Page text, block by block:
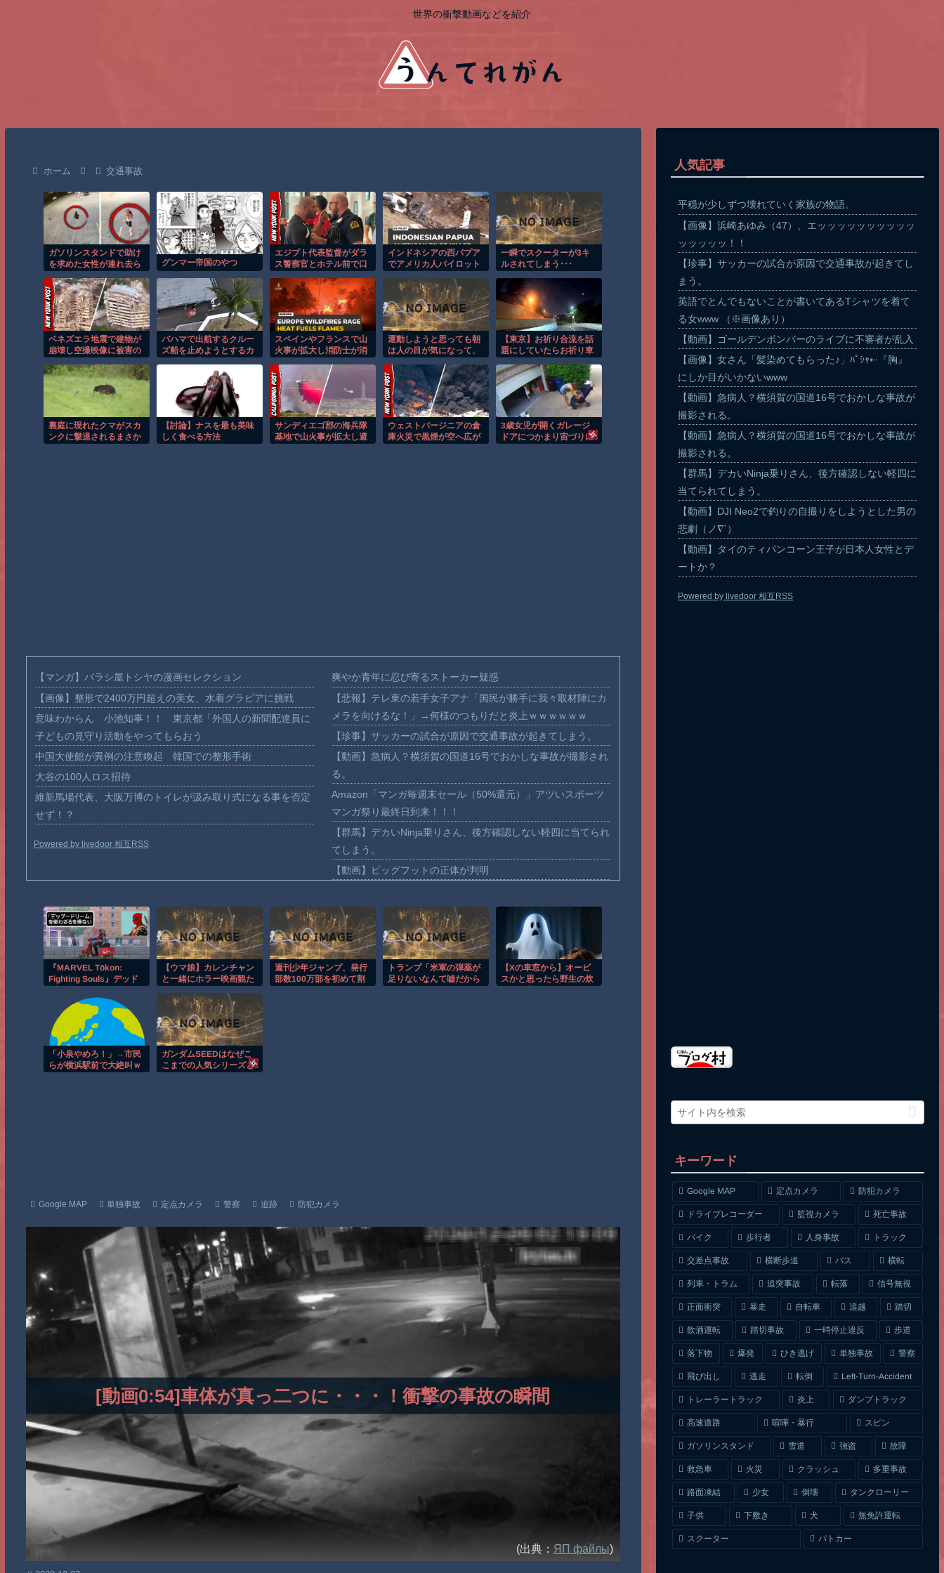
世界の衝撃動画などを紹介
ホーム 交通事故
ガソリンスタンドで助け
を求めた女性が連れ去ら
グンマー帝国のやつ
エジプト代表監督がダラ
ス警察官とホテル前で口
インドネシアの西パプア
でアメリカ人パイロット
一瞬でスクーターが3キ
ルされてしまう･･･
ベネズエラ地震で建物が
崩壊し空撮映像に被害の
バハマで出航するクルー
ズ船を止めようとするカ
スペインやフランスで山
火事が拡大し消防士が消
運動しようと思っても朝
は人の目が気になって、
い？
【東京】お祈り合流を話
題にしていたらお祈り車
ドラレコ。
裏庭に現れたクマがスカ
ンクに撃退されるまさか
【討論】ナスを最も美味
しく食べる方法
サンディエゴ郡の海兵隊
基地で山火事が拡大し避
ウェストバージニアの倉
庫火災で黒煙が空へ広が
3歳女児が開くガレージ
ドアにつかまり宙づりに
【マンガ】バラシ屋トシヤの漫画セレクション
【画像】整形で2400万円超えの美女、水着グラビアに挑戦
意味わからん 小池知事！！ 東京都「外国人の新聞配達員に
子どもの見守り活動をやってもらおう
中国大使館が異例の注意喚起 韓国での整形手術
大谷の100人ロス招待
維新馬場代表、大阪万博のトイレが汲み取り式になる事を否定
せず！？
Powered by livedoor 相互RSS
爽やか青年に忍び寄るストーカー疑惑
【悲報】テレ東の若手女子アナ「国民が勝手に我々取材陣にカ
メラを向けるな！」→何様のつもりだと炎上ｗｗｗｗｗｗ
【珍事】サッカーの試合が原因で交通事故が起きてしまう。
【動画】急病人？横須賀の国道16号でおかしな事故が撮影され
る。
Amazon「マンガ毎週末セール（50%還元）」アツいスポーツ
マンガ祭り最終日到来！！！
【群馬】デカいNinja乗りさん、後方確認しない軽四に当てられ
てしまう。
【動画】ビッグフットの正体が判明
∇`）
【動画】タイのティパンコーン王子が日本人女性とデートか？
お前らがメイドイン韓国で認めてるもの 「キムチ」あと3つ
は？
AmazonのアツさMax！心も踊る「マンガ毎週末セール（50%
『MARVEL Tōkon:
Fighting Souls』デッド
ても良いと思ってる節が
ある
【ウマ娘】カレンチャン
と一緒にホラー映画観た
週刊少年ジャンプ、発行
部数100万部を初めて割
トランプ「米軍の弾薬が
足りないなんて嘘だから
【Xの車窓から】オービ
スかと思ったら野生の炊
「小泉やめろ！」→市民
らが横浜駅前で大絶叫ｗ
ガンダムSEEDはなぜこ
こまでの人気シリーズと
Google MAP 単独事故 定点カメラ 警察 追跡 防犯カメラ
[動画0:54]車体が真っ二つに・・・！衝撃の事故の瞬間
(出典： ЯП файлы)
人気記事
平穏が少しずつ壊れていく家族の物語。
【画像】浜崎あゆみ（47）、エッッッッッッッッッッ
ッッッッッ！！
【珍事】サッカーの試合が原因で交通事故が起きてし
まう。
英語でとんでもないことが書いてあるTシャツを着て
る女www （※画像あり）
【動画】ゴールデンボンバーのライブに不審者が乱入
【画像】女さん「髪染めてもらった♪」ﾊﾟｼｬ⇠『胸』
にしか目がいかないwww
【動画】急病人？横須賀の国道16号でおかしな事故が
撮影される。
【動画】急病人？横須賀の国道16号でおかしな事故が
撮影される。
【群馬】デカいNinja乗りさん、後方確認しない軽四に
当てられてしまう。
【動画】DJI Neo2で釣りの自撮りをしようとした男の
悲劇（ノ∇`）
【動画】タイのティパンコーン王子が日本人女性とデ
ートか？
Powered by livedoor 相互RSS
キーワード
Google MAP 定点カメラ 防犯カメラ
ドライブレコーダー 監視カメラ 死亡事故
バイク 歩行者 人身事故 トラック
交差点事故 横断歩道 バス 横転
列車・トラム 追突事故 転落 信号無視
正面衝突 暴走 自転車 追越 踏切
飲酒運転 踏切事故 一時停止違反 歩道
落下物 爆発 ひき逃げ 単独事故 警察
飛び出し 逃走 転倒 Left-Turn-Accident
トレーラートラック 炎上 ダンプトラック
高速道路 喧嘩・暴行 スピン
ガソリンスタンド 雪道 強盗 故障
救急車 火災 クラッシュ 多重事故
路面凍結 少女 倒壊 タンクローリー
子供 下敷き 犬 無免許運転
スクーター パトカー